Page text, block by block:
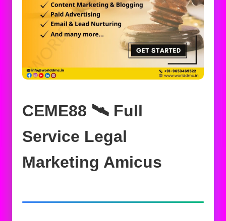
CEME88 🛰️‍ Full
Service Legal
Marketing Amicus